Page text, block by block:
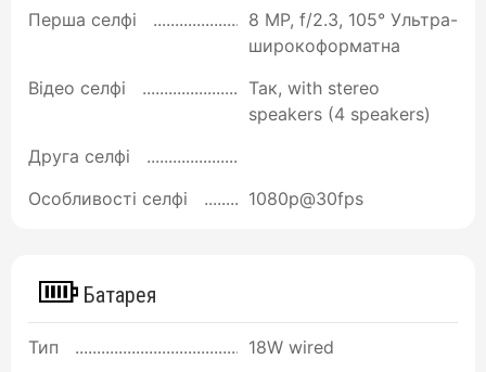
Перша селфі
8 MP, f/2.3, 105° Ультра-
широкоформатна
Відео селфі
Так, with stereo
speakers (4 speakers)
Друга селфі
Особливості селфі
1080p@30fps
Батарея
Тип
18W wired